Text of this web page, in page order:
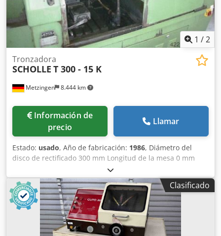
1 /2
Metzingen 8.444 km
Tronzadora
SCHOLLE T 300 - 15 K
Información de
precio
Llamar
Estado: usado, Año de fabricación: 1986, Diámetro del
disco de rectificado 300 mm Longitud de la mesa 0 mm
Anchura de la mesa mm Potencia total necesaria 11 kW
Peso de la máquina aprox. toneladas Espacio necesario
aprox. m Djdpfxet Hwzvj Anteck Tronzadora para
materiales duros Tronzadora, palanca manual, suministro
de refrigerante 11 kW
Clasificado